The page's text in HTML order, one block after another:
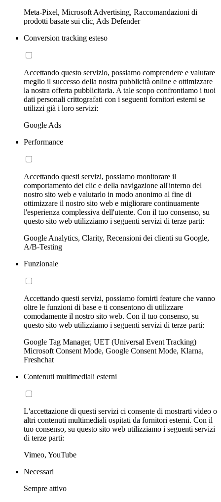
Meta-Pixel, Microsoft Advertising, Raccomandazioni di
prodotti basate sui clic, Ads Defender
Conversion tracking esteso
Accettando questo servizio, possiamo comprendere e valutare
meglio il successo della nostra pubblicità online e ottimizzare
la nostra offerta pubblicitaria. A tale scopo confrontiamo i tuoi
dati personali crittografati con i seguenti fornitori esterni se
utilizzi già i loro servizi:
Google Ads
Performance
Accettando questi servizi, possiamo monitorare il
comportamento dei clic e della navigazione all'interno del
nostro sito web e valutarlo in modo anonimo al fine di
ottimizzare il nostro sito web e migliorare continuamente
l'esperienza complessiva dell'utente. Con il tuo consenso, su
questo sito web utilizziamo i seguenti servizi di terze parti:
Google Analytics, Clarity, Recensioni dei clienti su Google,
A/B-Testing
Funzionale
Accettando questi servizi, possiamo fornirti feature che vanno
oltre le funzioni di base e ti consentono di utilizzare
comodamente il nostro sito web. Con il tuo consenso, su
questo sito web utilizziamo i seguenti servizi di terze parti:
Google Tag Manager, UET (Universal Event Tracking)
Microsoft Consent Mode, Google Consent Mode, Klarna,
Freshchat
Contenuti multimediali esterni
L'accettazione di questi servizi ci consente di mostrarti video o
altri contenuti multimediali ospitati da fornitori esterni. Con il
tuo consenso, su questo sito web utilizziamo i seguenti servizi
di terze parti:
Vimeo, YouTube
Necessari
Sempre attivo